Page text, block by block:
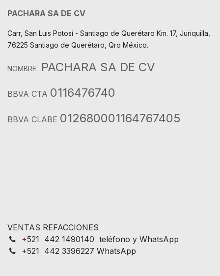
PACHARA SA DE CV
Carr, San Luis Potosí - Santiago de Querétaro Km. 17, Juriquilla,
76225 Santiago de Querétaro, Qro México.
NOMBRE: PACHARA SA DE CV
BBVA CTA 0116476740
BBVA CLABE 012680001164767405
VENTAS REFACCIONES
+521 442 1490140 teléfono y WhatsApp
+521 442 3396227 WhatsApp